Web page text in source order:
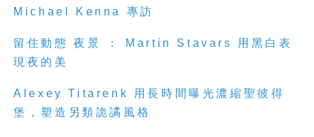
Michael Kenna 專訪
留住動態 夜景 ： Martin Stavars 用黑白表
現夜的美
Alexey Titarenk 用長時間曝光濃縮聖彼得
堡，塑造另類詭譎風格